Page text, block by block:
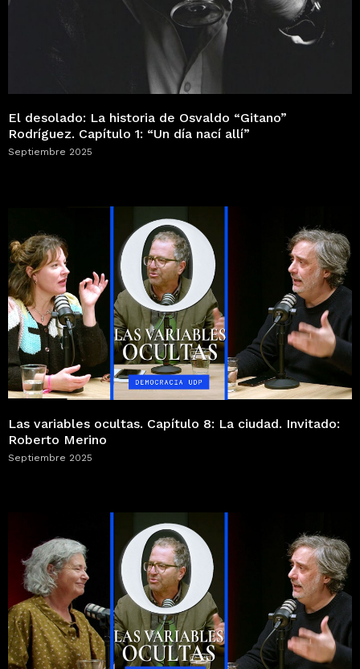
El desolado: La historia de Osvaldo “Gitano”
Rodríguez. Capítulo 1: “Un día nací allí”
Septiembre 2025
Las variables ocultas. Capítulo 8: La ciudad. Invitado:
Roberto Merino
Septiembre 2025